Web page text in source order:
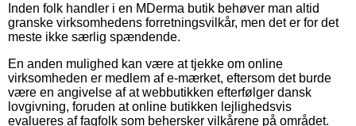
Inden folk handler i en MDerma butik behøver man altid
granske virksomhedens forretningsvilkår, men det er for det
meste ikke særlig spændende.
En anden mulighed kan være at tjekke om online
virksomheden er medlem af e-mærket, eftersom det burde
være en angivelse af at webbutikken efterfølger dansk
lovgivning, foruden at online butikken lejlighedsvis
evalueres af fagfolk som behersker vilkårene på området.